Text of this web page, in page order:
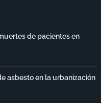
de pacientes en
asbesto en la urbanización